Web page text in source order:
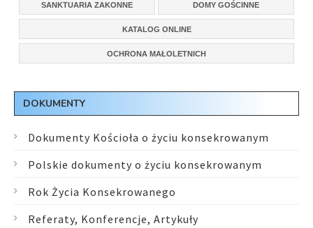
SANKTUARIA ZAKONNE DOMY GOŚCINNE
KATALOG ONLINE
OCHRONA MAŁOLETNICH
DOKUMENTY
Dokumenty Kościoła o życiu konsekrowanym
Polskie dokumenty o życiu konsekrowanym
Rok Życia Konsekrowanego
Referaty, Konferencje, Artykuły